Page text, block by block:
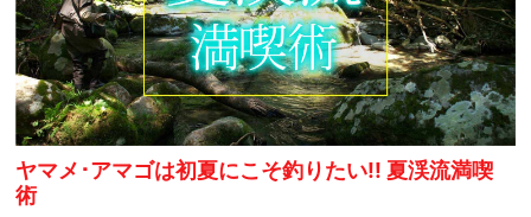
ヤマメ･アマゴは初夏にこそ釣りたい!! 夏渓流満喫
術